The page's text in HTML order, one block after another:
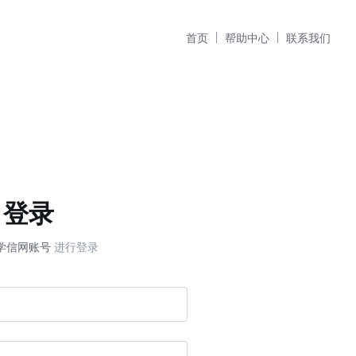
首页 帮助中心 联系我们
登录
信网账号 进行登录